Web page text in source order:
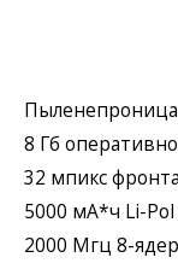
8 Гб
32 мпикс
5000 мА*ч Li-
2000 Мгц 8-